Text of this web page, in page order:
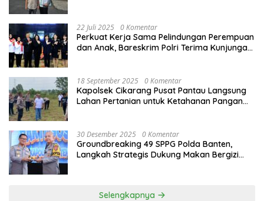
22 Juli 2025 0 Komentar
Perkuat Kerja Sama Pelindungan Perempuan
dan Anak, Bareskrim Polri Terima Kunjungan
18 September 2025 0 Komentar
Kapolsek Cikarang Pusat Pantau Langsung
Lahan Pertanian untuk Ketahanan Pangan
30 Desember 2025 0 Komentar
Groundbreaking 49 SPPG Polda Banten,
Langkah Strategis Dukung Makan Bergizi
Selengkapnya